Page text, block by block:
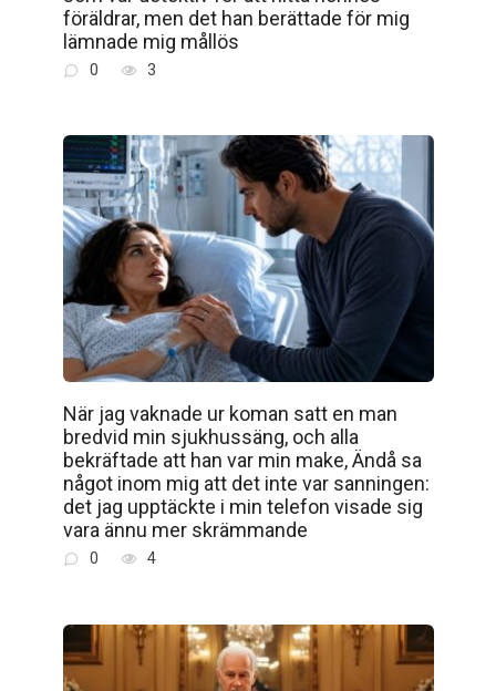
föräldrar, men det han berättade för mig
lämnade mig mållös
0 3
När jag vaknade ur koman satt en man
bredvid min sjukhussäng, och alla
bekräftade att han var min make, Ändå sa
något inom mig att det inte var sanningen:
det jag upptäckte i min telefon visade sig
vara ännu mer skrämmande
0 4